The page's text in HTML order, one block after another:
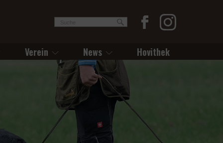
Verein News Hovithek